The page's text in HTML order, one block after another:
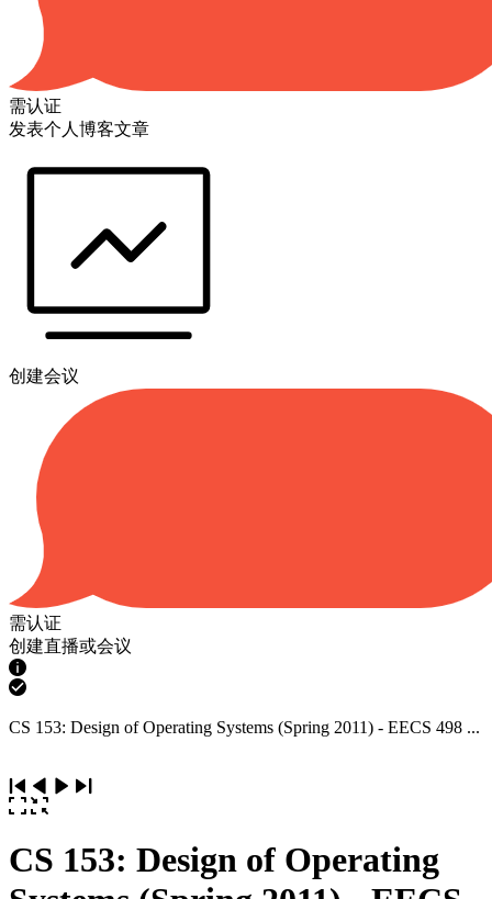
需认证
发表个人博客文章
创建会议
需认证
创建直播或会议
CS 153: Design of Operating Systems (Spring 2011) - EECS 498 ...
CS 153: Design of Operating